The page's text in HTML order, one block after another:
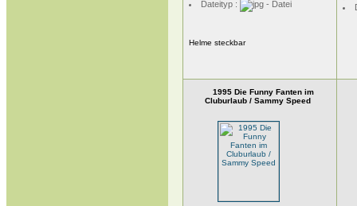
Dateityp :
Helme steckbar
1995 Die Funny Fanten im
Cluburlaub / Sammy Speed